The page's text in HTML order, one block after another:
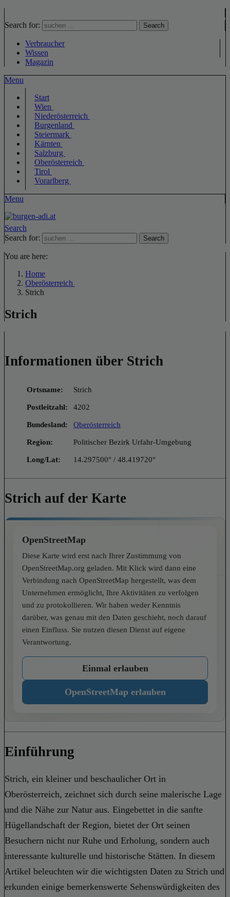
Search for: Search
Verbraucher
Wissen
Magazin
Menu
Start
Wien
Niederösterreich
Burgenland
Steiermark
Kärnten
Salzburg
Oberösterreich
Tirol
Vorarlberg
Menu
Search
Search for:
Search
You are here:
Home
Oberösterreich
Strich
Strich
Informationen über Strich
Ortsname: Strich
Postleitzahl: 4202
Bundesland: Oberösterreich
Region: Politischer Bezirk Urfahr-Umgebung
Long/Lat: 14.297500° / 48.419720°
Strich auf der Karte
OpenStreetMap
Diese Karte wird erst nach Ihrer Zustimmung von
OpenStreetMap.org geladen. Mit Klick wird dann eine
Verbindung nach OpenStreetMap hergestellt, was dem
Unternehmen ermöglicht, Ihre Aktivitäten zu verfolgen
und zu protokollieren. Wir haben weder Kenntnis
darüber, was genau mit den Daten geschieht, noch darauf
einen Einfluss. Sie nutzen diesen Dienst auf eigene
Verantwortung.
Einmal erlauben
OpenStreetMap erlauben
Einführung
Strich, ein kleiner und beschaulicher Ort in
Oberösterreich, zeichnet sich durch seine malerische Lage
und die Nähe zur Natur aus. Eingebettet in die sanfte
Hügellandschaft der Region, bietet der Ort seinen
Besuchern nicht nur Ruhe und Erholung, sondern auch
interessante kulturelle und historische Stätten. In diesem
Artikel beleuchten wir die wichtigsten Daten zu Strich und
erkunden einige bemerkenswerte Sehenswürdigkeiten des